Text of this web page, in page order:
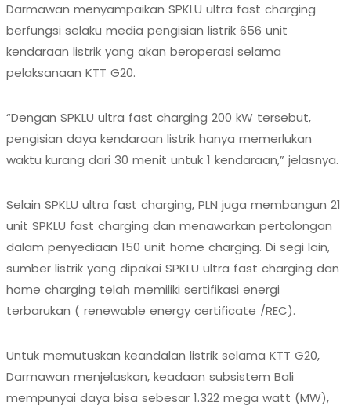
Darmawan menyampaikan SPKLU ultra fast charging
berfungsi selaku media pengisian listrik 656 unit
kendaraan listrik yang akan beroperasi selama
pelaksanaan KTT G20.
“Dengan SPKLU ultra fast charging 200 kW tersebut,
pengisian daya kendaraan listrik hanya memerlukan
waktu kurang dari 30 menit untuk 1 kendaraan,” jelasnya.
Selain SPKLU ultra fast charging, PLN juga membangun 21
unit SPKLU fast charging dan menawarkan pertolongan
dalam penyediaan 150 unit home charging. Di segi lain,
sumber listrik yang dipakai SPKLU ultra fast charging dan
home charging telah memiliki sertifikasi energi
terbarukan ( renewable energy certificate /REC).
Untuk memutuskan keandalan listrik selama KTT G20,
Darmawan menjelaskan, keadaan subsistem Bali
mempunyai daya bisa sebesar 1.322 mega watt (MW),